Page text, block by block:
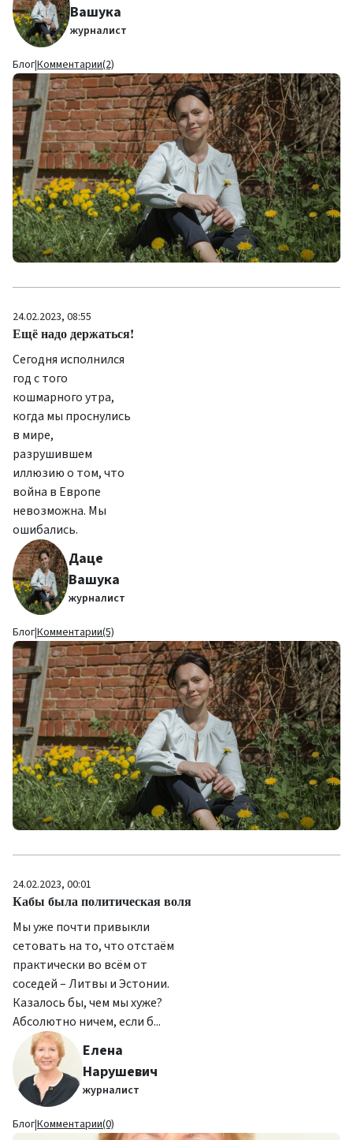
Вашука
журналист
Блог|Комментарии(2)
24.02.2023, 08:55
Ещё надо держаться!
Сегодня исполнился
год с того
кошмарного утра,
когда мы проснулись
в мире,
разрушившем
иллюзию о том, что
война в Европе
невозможна. Мы
ошибались.
Даце
Вашука
журналист
Блог|Комментарии(5)
24.02.2023, 00:01
Кабы была политическая воля
Мы уже почти привыкли
сетовать на то, что отстаём
практически во всём от
соседей – Литвы и Эстонии.
Казалось бы, чем мы хуже?
Абсолютно ничем, если б...
Елена
Нарушевич
журналист
Блог|Комментарии(0)